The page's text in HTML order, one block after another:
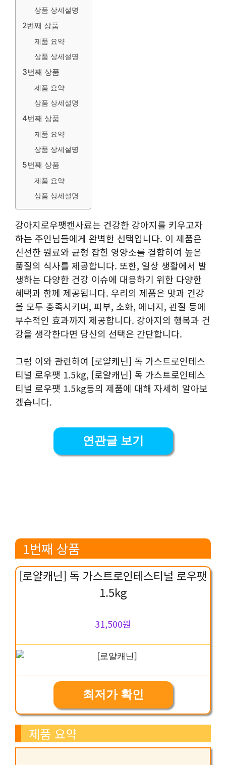
상품 상세설명
2번째 상품
제품 요약
상품 상세설명
3번째 상품
제품 요약
상품 상세설명
4번째 상품
제품 요약
상품 상세설명
5번째 상품
제품 요약
상품 상세설명
강아지로우팻캔사료는 건강한 강아지를 키우고자
하는 주인님들에게 완벽한 선택입니다. 이 제품은
신선한 원료와 균형 잡힌 영양소를 결합하여 높은
품질의 식사를 제공합니다. 또한, 일상 생활에서 발
생하는 다양한 건강 이슈에 대응하기 위한 다양한
혜택과 함께 제공됩니다. 우리의 제품은 맛과 건강
을 모두 충족시키며, 피부, 소화, 에너지, 관절 등에
부수적인 효과까지 제공합니다. 강아지의 행복과 건
강을 생각한다면 당신의 선택은 간단합니다.
그럼 이와 관련하여 [로얄캐닌] 독 가스트로인테스
티널 로우팻 1.5kg, [로얄캐닌] 독 가스트로인테스
티널 로우팻 1.5kg등의 제품에 대해 자세히 알아보
겠습니다.
연관글 보기
1번째 상품
[로얄캐닌] 독 가스트로인테스티널 로우팻
1.5kg
31,500원
최저가 확인
제품 요약